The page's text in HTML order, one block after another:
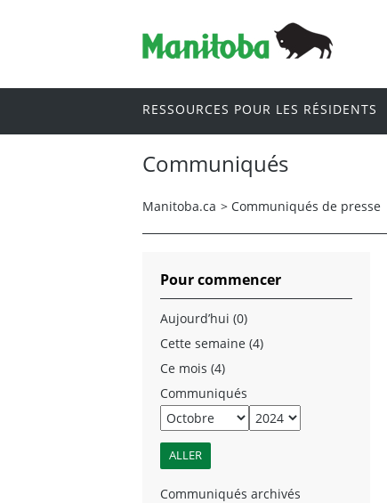
RESSOURCES POUR LES RÉSIDENTS
Communiqués
Manitoba.ca > Communiqués de presse
Pour commencer
Aujourd’hui (0)
Cette semaine (4)
Ce mois (4)
Communiqués
Communiqués archivés